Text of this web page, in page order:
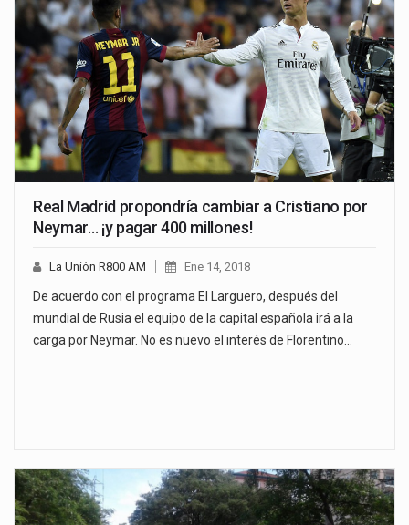
Real Madrid propondría cambiar a Cristiano por
Neymar… ¡y pagar 400 millones!
La Unión R800 AM Ene 14, 2018
De acuerdo con el programa El Larguero, después del
mundial de Rusia el equipo de la capital española irá a la
carga por Neymar. No es nuevo el interés de Florentino…